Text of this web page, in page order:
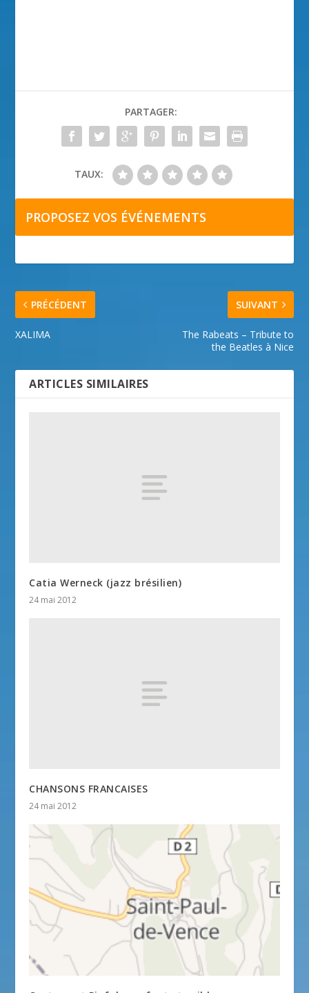
PARTAGER:
TAUX:
PROPOSEZ VOS ÉVÉNEMENTS
PRÉCÉDENT
XALIMA
SUIVANT
The Rabeats – Tribute to
the Beatles à Nice
ARTICLES SIMILAIRES
Catia Werneck (jazz brésilien)
24 mai 2012
CHANSONS FRANCAISES
24 mai 2012